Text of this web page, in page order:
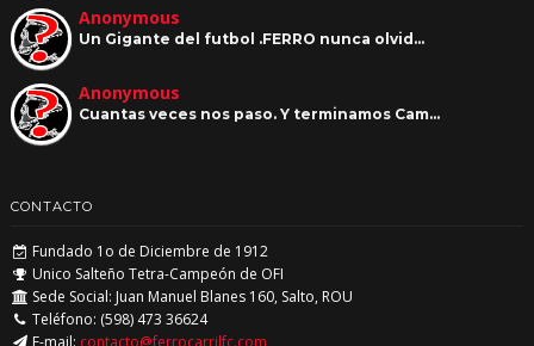
Anonymous
Un Gigante del futbol .FERRO nunca olvid…
Anonymous
Cuantas veces nos paso. Y terminamos Cam…
CONTACTO
Fundado 1o de Diciembre de 1912
Unico Salteño Tetra-Campeón de OFI
Sede Social: Juan Manuel Blanes 160, Salto, ROU
Teléfono: (598) 473 36624
E-mail: contacto@ferrocarrilfc.com